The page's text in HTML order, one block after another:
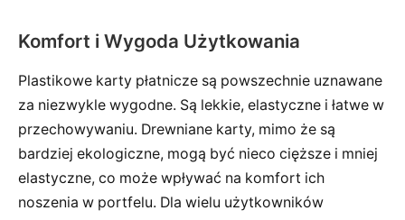
Komfort i Wygoda Użytkowania
Plastikowe karty płatnicze są powszechnie uznawane
za niezwykle wygodne. Są lekkie, elastyczne i łatwe w
przechowywaniu. Drewniane karty, mimo że są
bardziej ekologiczne, mogą być nieco cięższe i mniej
elastyczne, co może wpływać na komfort ich
noszenia w portfelu. Dla wielu użytkowników